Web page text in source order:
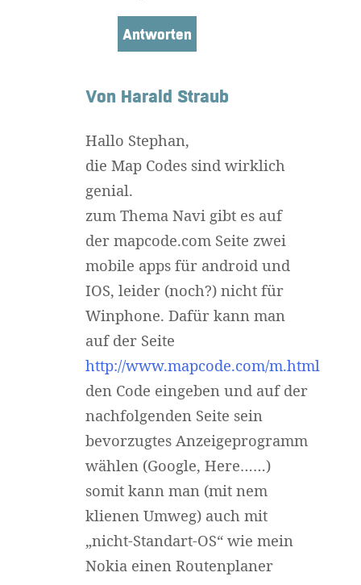
Antworten
Von Harald Straub
Hallo Stephan,
die Map Codes sind wirklich
genial.
zum Thema Navi gibt es auf
der mapcode.com Seite zwei
mobile apps für android und
IOS, leider (noch?) nicht für
Winphone. Dafür kann man
auf der Seite
http://www.mapcode.com/m.html
den Code eingeben und auf der
nachfolgenden Seite sein
bevorzugtes Anzeigeprogramm
wählen (Google, Here……)
somit kann man (mit nem
klienen Umweg) auch mit
„nicht-Standart-OS“ wie mein
Nokia einen Routenplaner
Widerrufsformular